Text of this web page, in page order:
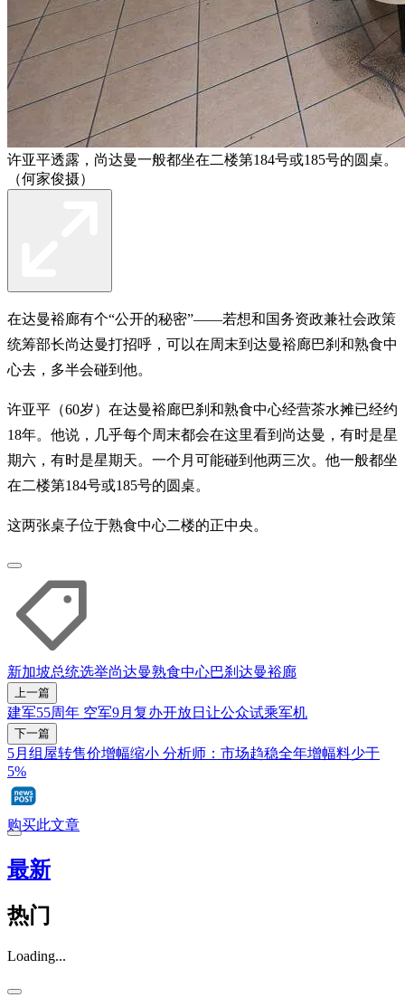
许亚平透露，尚达曼一般都坐在二楼第184号或185号的圆桌。
（何家俊摄）
在达曼裕廊有个“公开的秘密”——若想和国务资政兼社会政策
统筹部长尚达曼打招呼，可以在周末到达曼裕廊巴刹和熟食中
心去，多半会碰到他。
许亚平（60岁）在达曼裕廊巴刹和熟食中心经营茶水摊已经约
18年。他说，几乎每个周末都会在这里看到尚达曼，有时是星
期六，有时是星期天。一个月可能碰到他两三次。他一般都坐
在二楼第184号或185号的圆桌。
这两张桌子位于熟食中心二楼的正中央。
新加坡总统选举尚达曼熟食中心巴刹 达曼裕廊
上一篇
建军55周年 空军9月复办开放日让公众试乘军机
下一篇
5月组屋转售价增幅缩小 分析师：市场趋稳全年增幅料少于
5%
购买此文章
最新
热门
Loading...